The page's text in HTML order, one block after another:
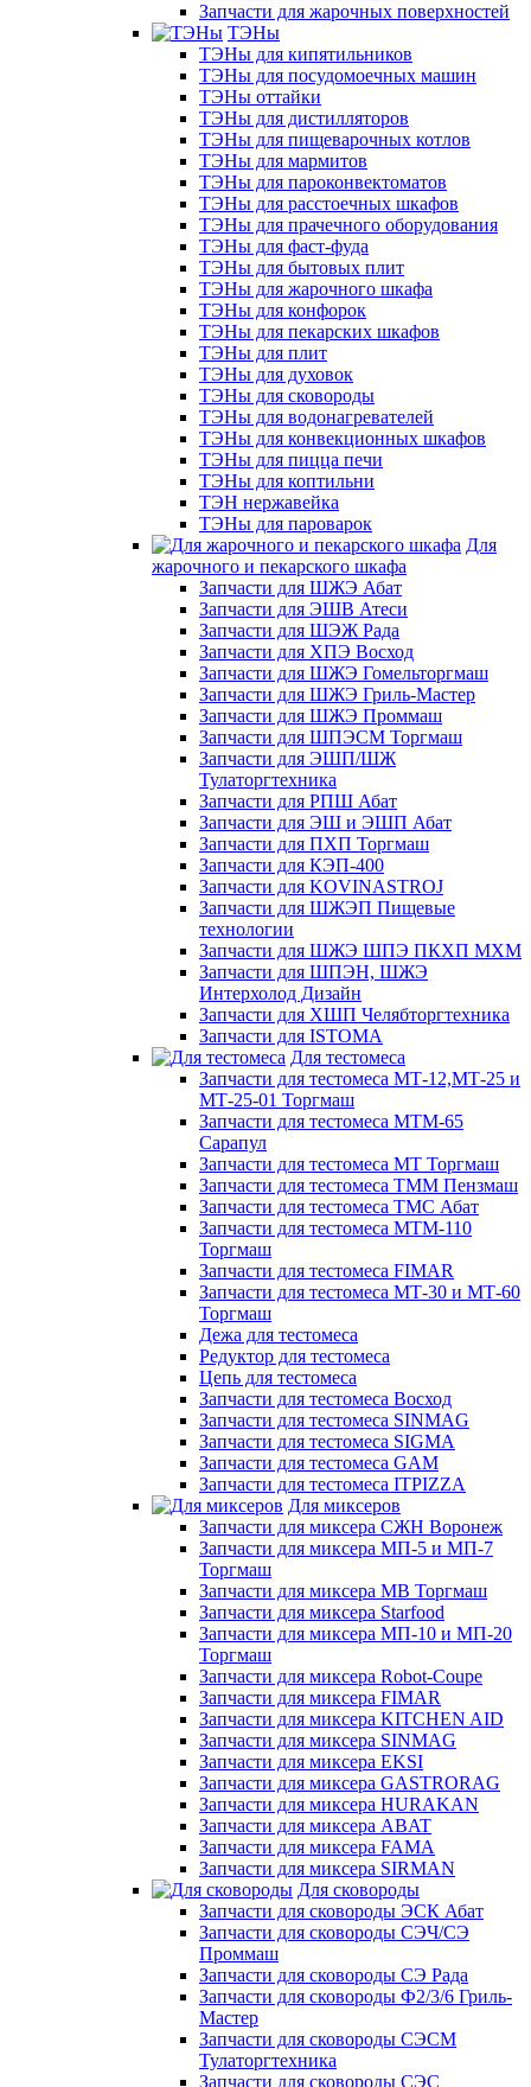
Запчасти для жарочных поверхностей
ТЭНы
ТЭНы для кипятильников
ТЭНы для посудомоечных машин
ТЭНы оттайки
ТЭНы для дистилляторов
ТЭНы для пищеварочных котлов
ТЭНы для мармитов
ТЭНы для пароконвектоматов
ТЭНы для расстоечных шкафов
ТЭНы для прачечного оборудования
ТЭНы для фаст-фуда
ТЭНы для бытовых плит
ТЭНы для жарочного шкафа
ТЭНы для конфорок
ТЭНы для пекарских шкафов
ТЭНы для плит
ТЭНы для духовок
ТЭНы для сковороды
ТЭНы для водонагревателей
ТЭНы для конвекционных шкафов
ТЭНы для пицца печи
ТЭНы для коптильни
ТЭН нержавейка
ТЭНы для пароварок
Для
жарочного и пекарского шкафа
Запчасти для ШЖЭ Абат
Запчасти для ЭШВ Атеси
Запчасти для ШЭЖ Рада
Запчасти для ХПЭ Восход
Запчасти для ШЖЭ Гомельторгмаш
Запчасти для ШЖЭ Гриль-Мастер
Запчасти для ШЖЭ Проммаш
Запчасти для ШПЭСМ Торгмаш
Запчасти для ЭШП/ШЖ
Тулаторгтехника
Запчасти для РПШ Абат
Запчасти для ЭШ и ЭШП Абат
Запчасти для ПХП Торгмаш
Запчасти для КЭП-400
Запчасти для KOVINASTROJ
Запчасти для ШЖЭП Пищевые
технологии
Запчасти для ШЖЭ ШПЭ ПКХП МХМ
Запчасти для ШПЭН, ШЖЭ
Интерхолод Дизайн
Запчасти для ХШП Челябторгтехника
Запчасти для ISTOMA
Для тестомеса
Запчасти для тестомеса МТ-12,МТ-25 и
МТ-25-01 Торгмаш
Запчасти для тестомеса МТМ-65
Сарапул
Запчасти для тестомеса МТ Торгмаш
Запчасти для тестомеса ТММ Пензмаш
Запчасти для тестомеса ТМС Абат
Запчасти для тестомеса МТМ-110
Торгмаш
Запчасти для тестомеса FIMAR
Запчасти для тестомеса МТ-30 и МТ-60
Торгмаш
Дежа для тестомеса
Редуктор для тестомеса
Цепь для тестомеса
Запчасти для тестомеса Восход
Запчасти для тестомеса SINMAG
Запчасти для тестомеса SIGMA
Запчасти для тестомеса GAM
Запчасти для тестомеса ITPIZZA
Для миксеров
Запчасти для миксера СЖН Воронеж
Запчасти для миксера МП-5 и МП-7
Торгмаш
Запчасти для миксера МВ Торгмаш
Запчасти для миксера Starfood
Запчасти для миксера МП-10 и МП-20
Торгмаш
Запчасти для миксера Robot-Coupe
Запчасти для миксера FIMAR
Запчасти для миксера KITCHEN AID
Запчасти для миксера SINMAG
Запчасти для миксера EKSI
Запчасти для миксера GASTRORAG
Запчасти для миксера HURAKAN
Запчасти для миксера ABAT
Запчасти для миксера FAMA
Запчасти для миксера SIRMAN
Для сковороды
Запчасти для сковороды ЭСК Абат
Запчасти для сковороды СЭЧ/СЭ
Проммаш
Запчасти для сковороды СЭ Рада
Запчасти для сковороды Ф2/3/6 Гриль-
Мастер
Запчасти для сковороды СЭСМ
Тулаторгтехника
Запчасти для сковороды СЭС